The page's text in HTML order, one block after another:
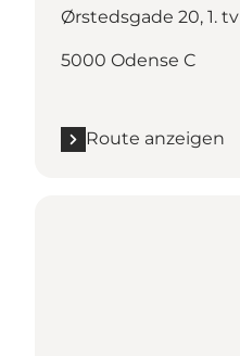
Ørstedsgade 20, 1. tv
5000 Odense C
Route anzeigen